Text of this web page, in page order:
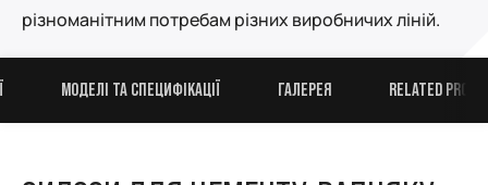
різноманітним потребам різних виробничих ліній.
МОДЕЛІ ТА СПЕЦИФІКАЦІЇ ГАЛЕРЕЯ RELATED